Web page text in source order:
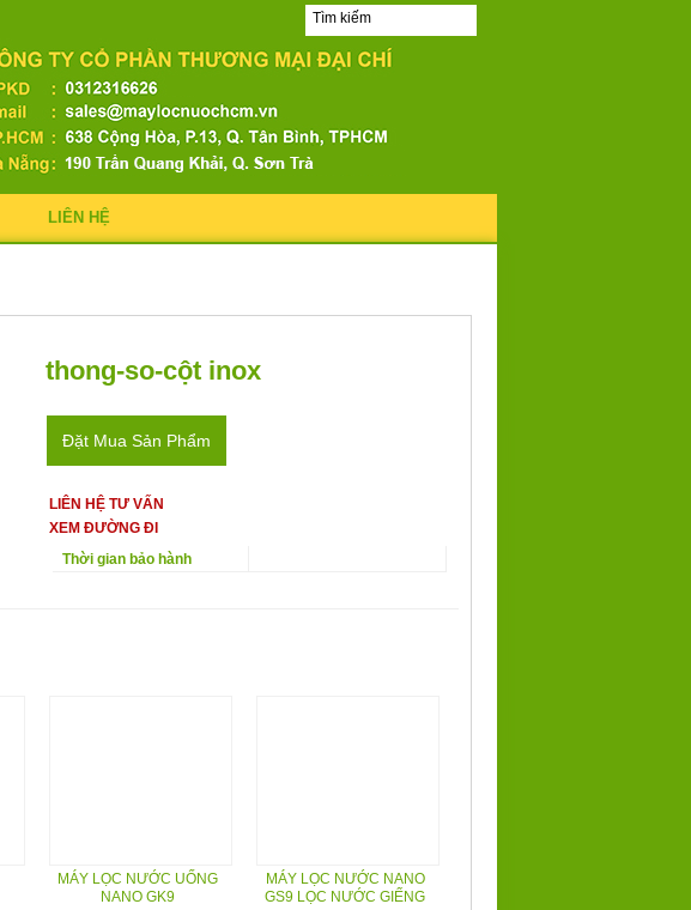
LIÊN HỆ
thong-so-cột inox
Đặt Mua Sản Phẩm
LIÊN HỆ TƯ VẤN
XEM ĐƯỜNG ĐI
Thời gian bảo hành
MÁY LỌC NƯỚC UỐNG
NANO GK9
MÁY LỌC NƯỚC NANO
GS9 LỌC NƯỚC GIẾNG